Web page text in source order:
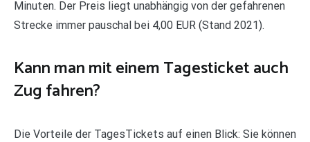
Minuten. Der Preis liegt unabhängig von der gefahrenen
Strecke immer pauschal bei 4,00 EUR (Stand 2021).
Kann man mit einem Tagesticket auch
Zug fahren?
Die Vorteile der TagesTickets auf einen Blick: Sie können